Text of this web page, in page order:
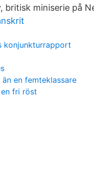
britisk miniserie på
konjunkturrapport
en femteklassare
fri röst